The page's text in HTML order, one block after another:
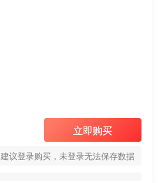
立即购买
建议登录购买，未登录无法保存数据